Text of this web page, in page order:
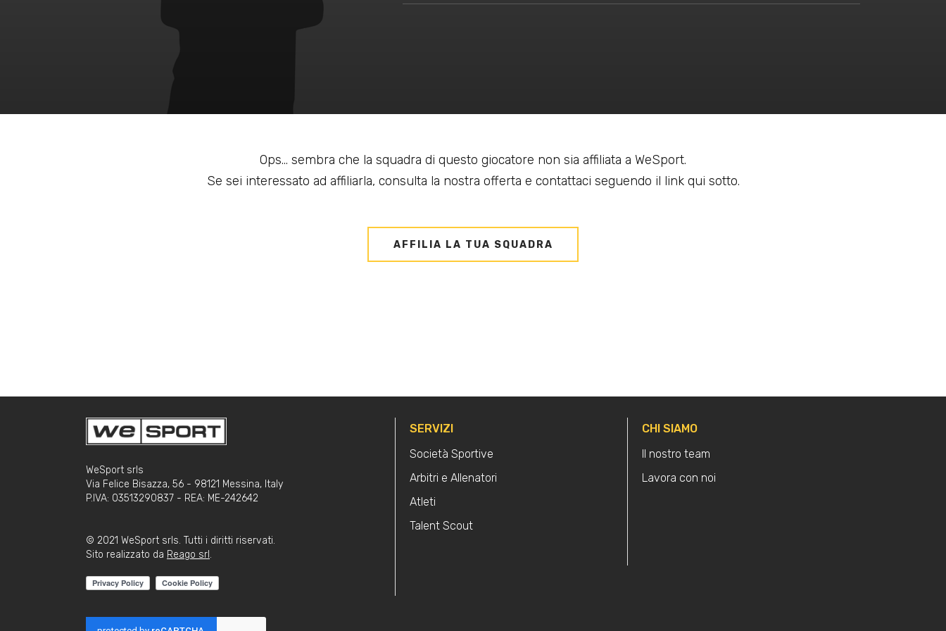
Ops... sembra che la squadra di questo giocatore non sia affiliata a WeSport.
Se sei interessato ad affiliarla, consulta la nostra offerta e contattaci seguendo il link qui sotto.
AFFILIA LA TUA SQUADRA
WeSport srls
Via Felice Bisazza, 56 - 98121 Messina, Italy
P.IVA: 03513290837 - REA: ME-242642
© 2021 WeSport srls. Tutti i diritti riservati.
Sito realizzato da Reago srl .
SERVIZI
Società Sportive
Arbitri e Allenatori
Atleti
Talent Scout
CHI SIAMO
Il nostro team
Lavora con noi